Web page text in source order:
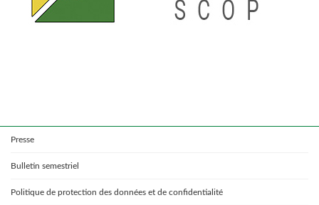
Presse
Bulletin semestriel
Politique de protection des données et de confidentialité